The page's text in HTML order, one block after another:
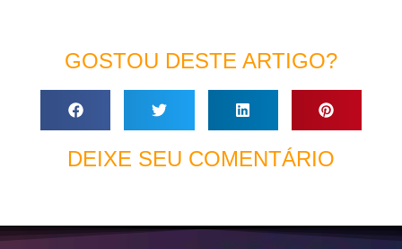
GOSTOU DESTE ARTIGO?
DEIXE SEU COMENTÁRIO